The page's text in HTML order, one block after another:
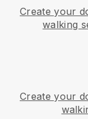
Create your
walking
Create your